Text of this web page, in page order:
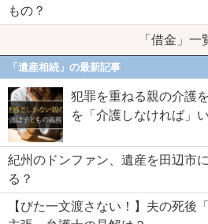
もの？
「借金」一
「遺産相続」の最新記事
犯罪を重ねる親の介護
を「介護しなければ」
紀州のドンファン、遺産を田辺市
る？
【びた一文渡さない！】夫の死後